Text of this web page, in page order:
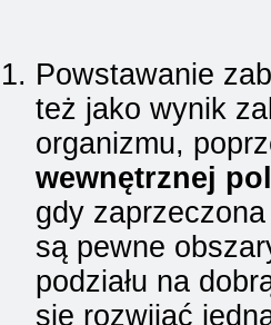
Powstawanie
też jako wynik
organizmu,
wewnętrznej
gdy
są pewne
podziału na
się rozwijać